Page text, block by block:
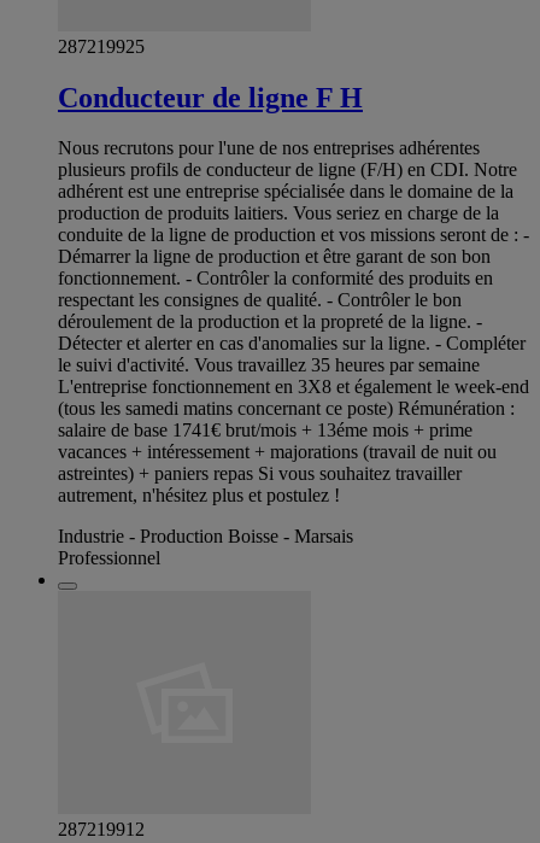
287219925
Conducteur de ligne F H
Nous recrutons pour l'une de nos entreprises adhérentes
plusieurs profils de conducteur de ligne (F/H) en CDI. Notre
adhérent est une entreprise spécialisée dans le domaine de la
production de produits laitiers. Vous seriez en charge de la
conduite de la ligne de production et vos missions seront de : -
Démarrer la ligne de production et être garant de son bon
fonctionnement. - Contrôler la conformité des produits en
respectant les consignes de qualité. - Contrôler le bon
déroulement de la production et la propreté de la ligne. -
Détecter et alerter en cas d'anomalies sur la ligne. - Compléter
le suivi d'activité. Vous travaillez 35 heures par semaine
L'entreprise fonctionnement en 3X8 et également le week-end
(tous les samedi matins concernant ce poste) Rémunération :
salaire de base 1741€ brut/mois + 13éme mois + prime
vacances + intéressement + majorations (travail de nuit ou
astreintes) + paniers repas Si vous souhaitez travailler
autrement, n'hésitez plus et postulez !
Industrie - Production Boisse - Marsais
Professionnel
287219912